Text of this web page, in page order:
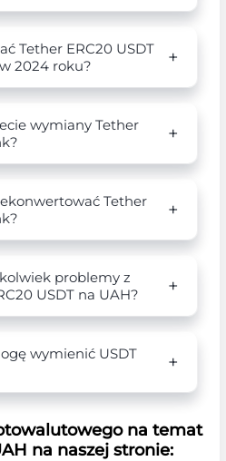
Tether ERC20 USDT
2024 roku?
wymiany Tether
Tether
problemy z
USDT na UAH?
wymienić USDT
na temat
na naszej stronie: